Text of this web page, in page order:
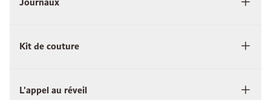
Kit de couture
L'appel au réveil